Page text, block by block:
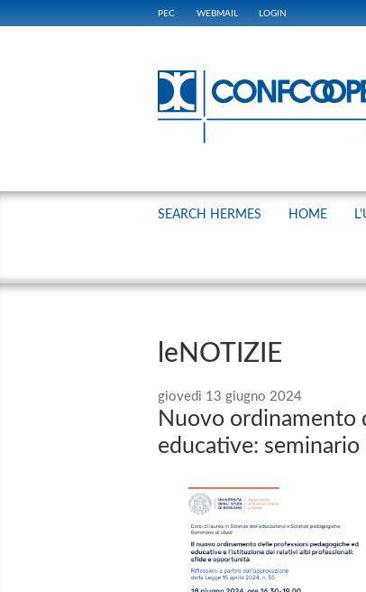
PEC WEBMAIL LOGIN
SEARCH HERMES HOME
leNOTIZIE
giovedì 13 giugno 2024
Nuovo ordinamento
educative: